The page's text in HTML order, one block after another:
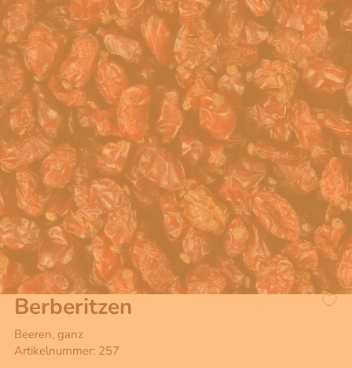
Berberitzen
Beeren, ganz
Artikelnummer: 257